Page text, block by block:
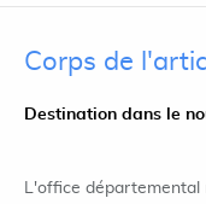
Corps de
Destination dans le
L'office départemental